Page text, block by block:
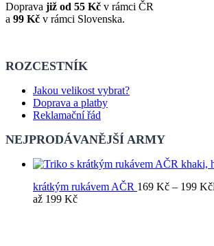
Doprava již od 55 Kč v rámci ČR
a 99 Kč v rámci Slovenska.
ROZCESTNÍK
Jakou velikost vybrat?
Doprava a platby
Reklamační řád
NEJPRODÁVANĚJŠÍ ARMY
krátkým rukávem AČR 169 Kč – 199 Kč
až 199 Kč